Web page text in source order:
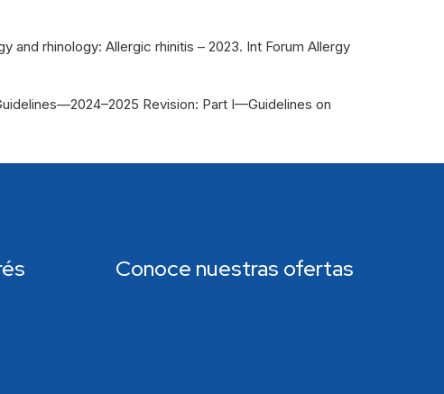
and rhinology: Allergic rhinitis – 2023. Int Forum Allergy
Revision: Part I—Guidelines on
Conoce nuestras ofertas